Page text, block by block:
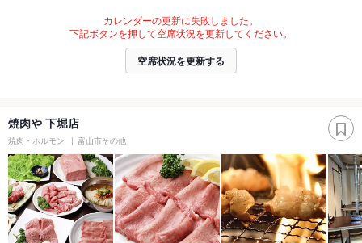
カレンダーの更新に失敗しました。
下記ボタンを押して空席状況を更新してください。
空席状況を更新する
焼肉や 下堀店
焼肉・ホルモン 富山市その他